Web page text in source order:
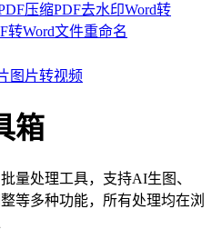
压缩PDF去水印Word转
转Word文件重命名
图片转视频
箱
量处理工具，支持AI生图、
等多种功能，所有处理均在浏